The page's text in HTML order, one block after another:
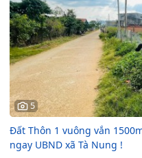
5
Đất Thôn 1 vuông vắn
ngay UBND xã Tà Nung !